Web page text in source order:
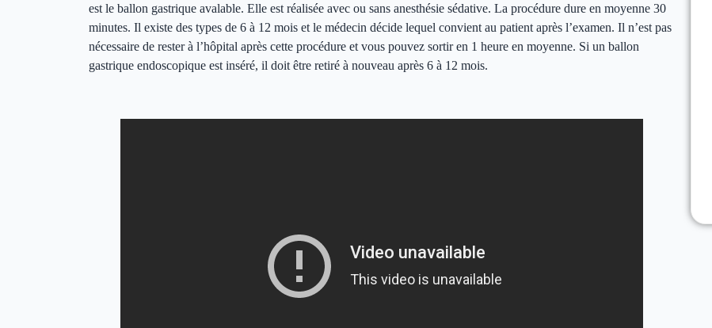
est le ballon gastrique avalable. Elle est réalisée avec ou sans anesthésie sédative. La procédure dure en moyenne 30
minutes. Il existe des types de 6 à 12 mois et le médecin décide lequel convient au patient après l’examen. Il n’est pas
nécessaire de rester à l’hôpital après cette procédure et vous pouvez sortir en 1 heure en moyenne. Si un ballon
gastrique endoscopique est inséré, il doit être retiré à nouveau après 6 à 12 mois.